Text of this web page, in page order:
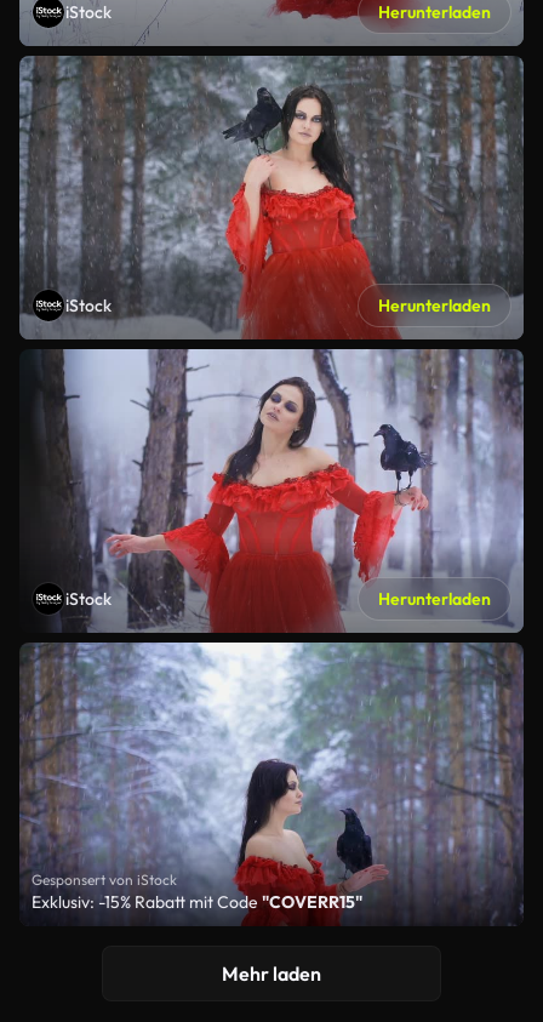
iStock Herunterladen
iStock Herunterladen
iStock Herunterladen
Gesponsert von iStock
Exklusiv: -15% Rabatt mit Code"COVERR15"
Mehr laden